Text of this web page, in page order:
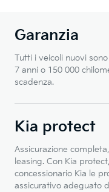
Garanzia
Tutti i veicoli nuovi
7 anni o 150 000
scadenza.
Kia protect
Assicurazione
leasing. Con Kia
concessionario Kia le
assicurativo adeguato